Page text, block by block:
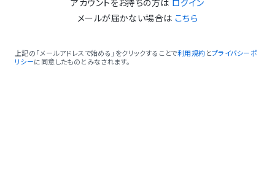
アカウントをお持ちの方は ログイン
メールが届かない場合は こちら
上記の「メールアドレスで始める」をクリックすることで利用規約 とプライバシーポ
リシーに同意したものとみなされます。